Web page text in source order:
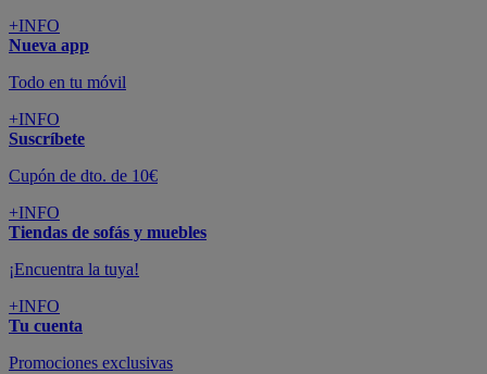
+INFO
Nueva app
Todo en tu móvil
+INFO
Suscríbete
Cupón de dto. de 10€
+INFO
Tiendas de sofás y muebles
¡Encuentra la tuya!
+INFO
Tu cuenta
Promociones exclusivas